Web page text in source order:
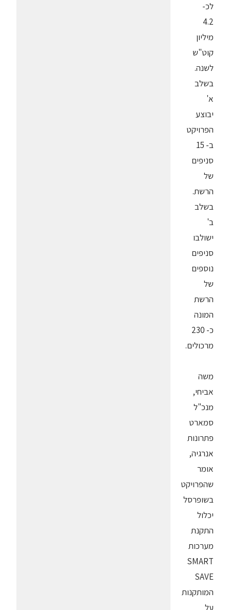
לכ-
4.2
מיליון
קוט"ש
לשנה.
בשלב
א'
יבוצע
הפרויקט
ב- 15
סניפים
של
הרשת.
בשלב
ב'
ישולבו
סניפים
נוספים
של
הרשת
המונה
כ- 230
מרכולים.
משה
אביחי,
מנכ"ל
סמארט
פתרונות
אנרגיה,
אומר
שהפרויקט
בשופרסל
יכלול
התקנת
מערכות
SMART
SAVE
המותקנות
על